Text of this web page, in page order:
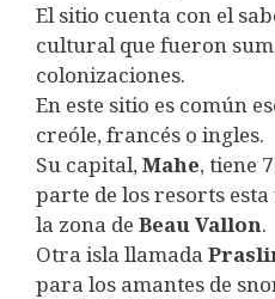
El sitio cuenta con el
cultural que fueron
colonizaciones.
En este sitio es común
creóle, francés o ingles.
Su capital, Mahe, tiene
parte de los resorts
la zona de BeauVallon.
Otra isla llamada
para los amantes de